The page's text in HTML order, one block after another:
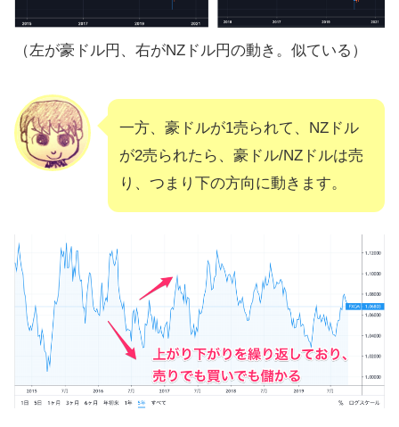
（左が豪ドル円、右がNZドル円の動き。似ている）
一方、豪ドルが1売られて、NZドル
が2売られたら、豪ドル/NZドルは売
り、つまり下の方向に動きます。